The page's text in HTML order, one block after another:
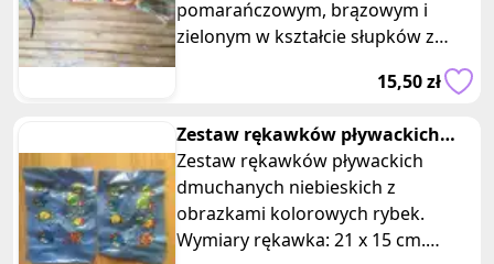
pomarańczowym, brązowym i
zielonym w kształcie słupków z
frędzlami. Rękodzieło. Wymiary: 5,5
15,50 zł
Zestaw rękawków pływackich
niebieski z rybkami
Zestaw rękawków pływackich
dmuchanych niebieskich z
obrazkami kolorowych rybek.
Wymiary rękawka: 21 x 15 cm.